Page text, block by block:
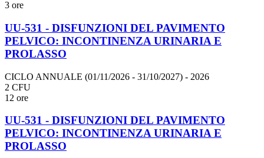
3 ore
UU-531 - DISFUNZIONI DEL PAVIMENTO
PELVICO: INCONTINENZA URINARIA E
PROLASSO
CICLO ANNUALE (01/11/2026 - 31/10/2027) - 2026
2 CFU
12 ore
UU-531 - DISFUNZIONI DEL PAVIMENTO
PELVICO: INCONTINENZA URINARIA E
PROLASSO